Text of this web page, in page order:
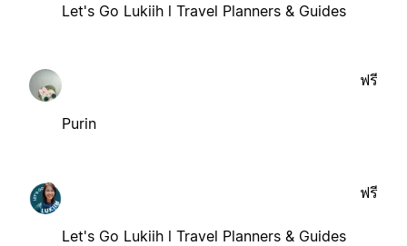
Let's Go Lukiih l Travel Planners & Guides
Purin
ฟรี
Let's Go Lukiih l Travel Planners & Guides
ฟรี